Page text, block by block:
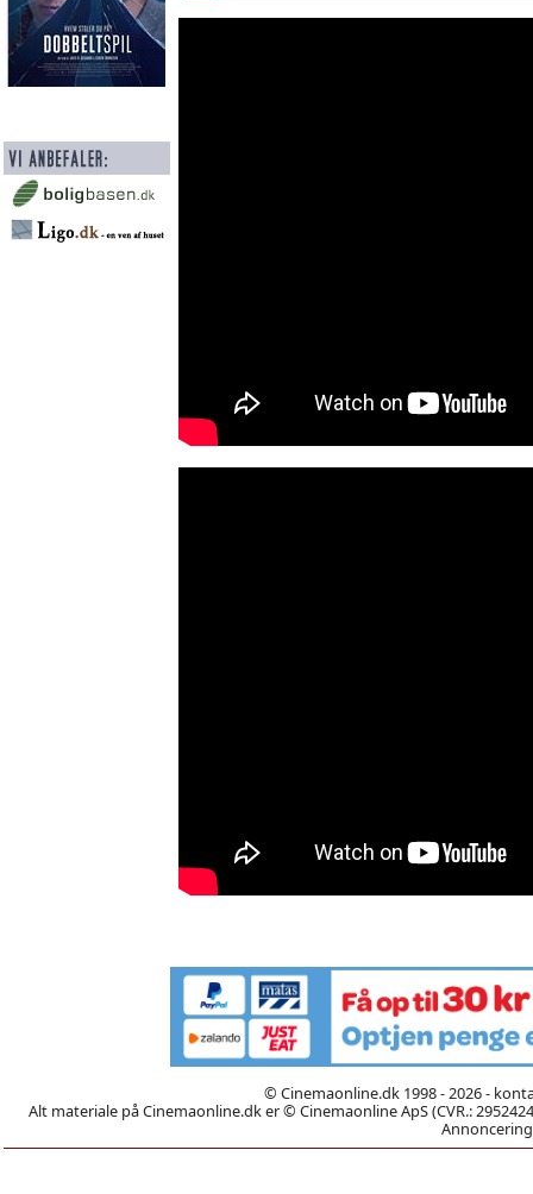
© Cinemaonline.dk 1998 - 2026 -
Alt materiale på Cinemaonline.dk er © Cinemaonline ApS (CVR.: